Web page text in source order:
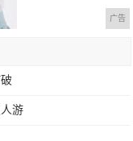
广告
游